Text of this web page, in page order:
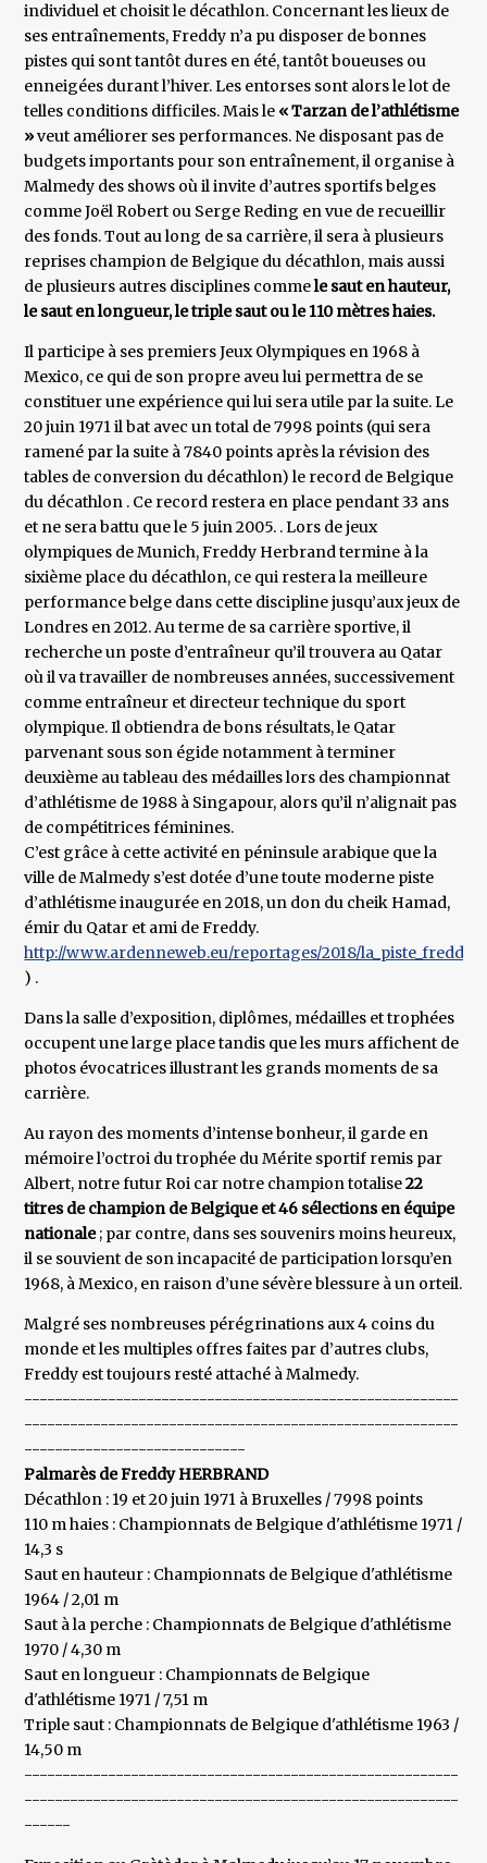
individuel et choisit le décathlon. Concernant les lieux de
ses entraînements, Freddy n’a pu disposer de bonnes
pistes qui sont tantôt dures en été, tantôt boueuses ou
enneigées durant l’hiver. Les entorses sont alors le lot de
telles conditions difficiles. Mais le « Tarzan de l’athlétisme
»veut améliorer ses performances. Ne disposant pas de
budgets importants pour son entraînement, il organise à
Malmedy des shows où il invite d’autres sportifs belges
comme Joël Robert ou Serge Reding en vue de recueillir
des fonds. Tout au long de sa carrière, il sera à plusieurs
reprises champion de Belgique du décathlon, mais aussi
de plusieurs autres disciplines commele saut en hauteur,
le saut en longueur, le triple saut ou le 110 mètres haies.
Il participe à ses premiers Jeux Olympiques en 1968 à
Mexico, ce qui de son propre aveu lui permettra de se
constituer une expérience qui lui sera utile par la suite. Le
20 juin 1971 il bat avec un total de 7998 points (qui sera
ramené par la suite à 7840 points après la révision des
tables de conversion du décathlon) le record de Belgique
du décathlon . Ce record restera en place pendant 33 ans
et ne sera battu que le 5 juin 2005. . Lors de jeux
olympiques de Munich, Freddy Herbrand termine à la
sixième place du décathlon, ce qui restera la meilleure
performance belge dans cette discipline jusqu’aux jeux de
Londres en 2012. Au terme de sa carrière sportive, il
recherche un poste d’entraîneur qu’il trouvera au Qatar
où il va travailler de nombreuses années, successivement
comme entraîneur et directeur technique du sport
olympique. Il obtiendra de bons résultats, le Qatar
parvenant sous son égide notamment à terminer
deuxième au tableau des médailles lors des championnat
d’athlétisme de 1988 à Singapour, alors qu’il n’alignait pas
de compétitrices féminines.
C’est grâce à cette activité en péninsule arabique que la
ville de Malmedy s’est dotée d’une toute moderne piste
d’athlétisme inaugurée en 2018, un don du cheik Hamad,
émir du Qatar et ami de Freddy.
http://www.ardenneweb.eu/reportages/2018/
) .
Dans la salle d’exposition, diplômes, médailles et trophées
occupent une large place tandis que les murs affichent de
photos évocatrices illustrant les grands moments de sa
carrière.
Au rayon des moments d’intense bonheur, il garde en
mémoire l’octroi du trophée du Mérite sportif remis par
Albert, notre futur Roi car notre champion totalise22
titres de champion de Belgique et 46 sélections en équipe
nationale; par contre, dans ses souvenirs moins heureux,
il se souvient de son incapacité de participation lorsqu’en
1968, à Mexico, en raison d’une sévère blessure à un orteil.
Malgré ses nombreuses pérégrinations aux 4 coins du
monde et les multiples offres faites par d’autres clubs,
Freddy est toujours resté attaché à Malmedy.
---------------------------------------------------------
---------------------------------------------------------
-----------------------------
Palmarès de Freddy HERBRAND
Décathlon : 19 et 20 juin 1971 à Bruxelles / 7998 points
110 m haies : Championnats de Belgique d'athlétisme 1971 /
14,3 s
Saut en hauteur : Championnats de Belgique d'athlétisme
1964 / 2,01 m
Saut à la perche : Championnats de Belgique d'athlétisme
1970 / 4,30 m
Saut en longueur : Championnats de Belgique
d'athlétisme 1971 / 7,51 m
Triple saut : Championnats de Belgique d'athlétisme 1963 /
14,50 m
---------------------------------------------------------
---------------------------------------------------------
------